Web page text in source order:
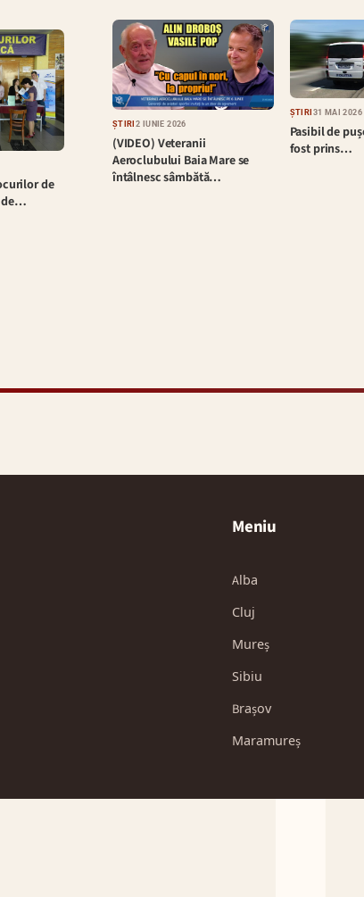
de
de…
ȘTIRI 2 IUNIE 2026
(VIDEO) Veteranii
Aeroclubului Baia Mare se
întâlnesc sâmbătă…
ȘTIRI 31 MAI 2026
Pasibil de
fost prins…
Meniu
Alba
Cluj
Mureș
Sibiu
Brașov
Maramureș